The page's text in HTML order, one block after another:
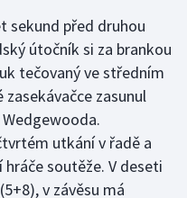
sekund před druhou
útočník si za brankou
tečovaný ve středním
zasunul
utkání v řadě a
soutěže. V deseti
v závěsu má